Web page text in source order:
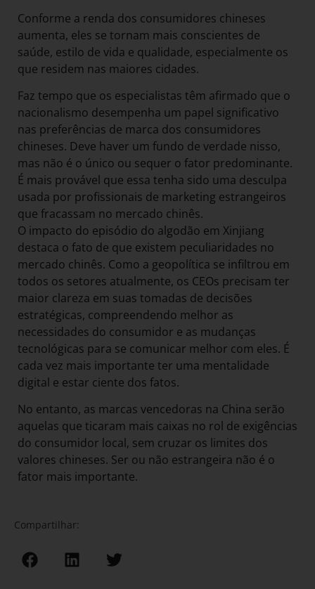
Conforme a renda dos consumidores chineses
aumenta, eles se tornam mais conscientes de
saúde, estilo de vida e qualidade, especialmente os
que residem nas maiores cidades.
Faz tempo que os especialistas têm afirmado que o
nacionalismo desempenha um papel significativo
nas preferências de marca dos consumidores
chineses. Deve haver um fundo de verdade nisso,
mas não é o único ou sequer o fator predominante.
É mais provável que essa tenha sido uma desculpa
usada por profissionais de marketing estrangeiros
que fracassam no mercado chinês.
O impacto do episódio do algodão em Xinjiang
destaca o fato de que existem peculiaridades no
mercado chinês. Como a geopolítica se infiltrou em
todos os setores atualmente, os CEOs precisam ter
maior clareza em suas tomadas de decisões
estratégicas, compreendendo melhor as
necessidades do consumidor e as mudanças
tecnológicas para se comunicar melhor com eles. É
cada vez mais importante ter uma mentalidade
digital e estar ciente dos fatos.
No entanto, as marcas vencedoras na China serão
aquelas que ticaram mais caixas no rol de exigências
do consumidor local, sem cruzar os limites dos
valores chineses. Ser ou não estrangeira não é o
fator mais importante.
Compartilhar: